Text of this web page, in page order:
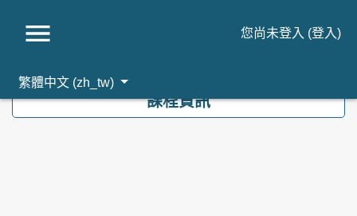
您尚未登入 (登入)
繁體中文 ‎(zh_tw)‎
課程資訊